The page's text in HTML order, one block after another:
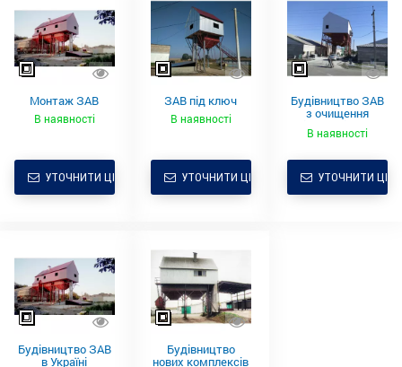
Монтаж ЗАВ
В наявності
УТОЧНИТИ ЦІНУ
ЗАВ під ключ
В наявності
УТОЧНИТИ ЦІНУ
Будівництво ЗАВ
з очищення
дрібнонасіннєвих
культур
В наявності
УТОЧНИТИ ЦІНУ
Будівництво ЗАВ
в Україні
Будівництво
нових комплексів